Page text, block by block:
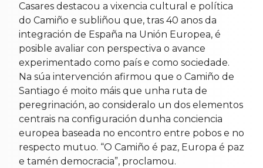
Casares destacou a vixencia cultural e política
do Camiño e subliñou que, tras 40 anos da
integración de España na Unión Europea, é
posible avaliar con perspectiva o avance
experimentado como país e como sociedade.
Na súa intervención afirmou que o Camiño de
Santiago é moito máis que unha ruta de
peregrinación, ao consideralo un dos elementos
centrais na configuración dunha conciencia
europea baseada no encontro entre pobos e no
respecto mutuo. “O Camiño é paz, Europa é paz
e tamén democracia”, proclamou.